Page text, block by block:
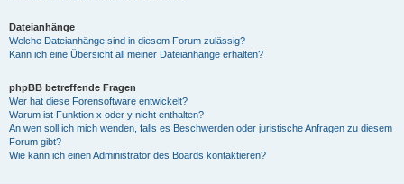
Dateianhänge
Welche Dateianhänge sind in diesem Forum zulässig?
Kann ich eine Übersicht all meiner Dateianhänge erhalten?
phpBB betreffende Fragen
Wer hat diese Forensoftware entwickelt?
Warum ist Funktion x oder y nicht enthalten?
An wen soll ich mich wenden, falls es Beschwerden oder juristische Anfragen zu diesem
Forum gibt?
Wie kann ich einen Administrator des Boards kontaktieren?